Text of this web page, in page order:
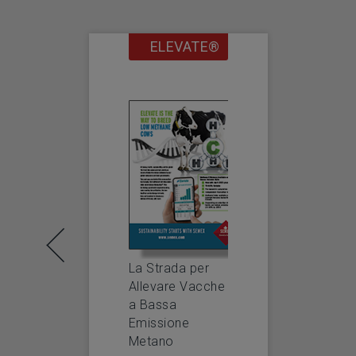
ELEVATE®
La Strada per
Allevare Vacche
a Bassa
Emissione
Metano